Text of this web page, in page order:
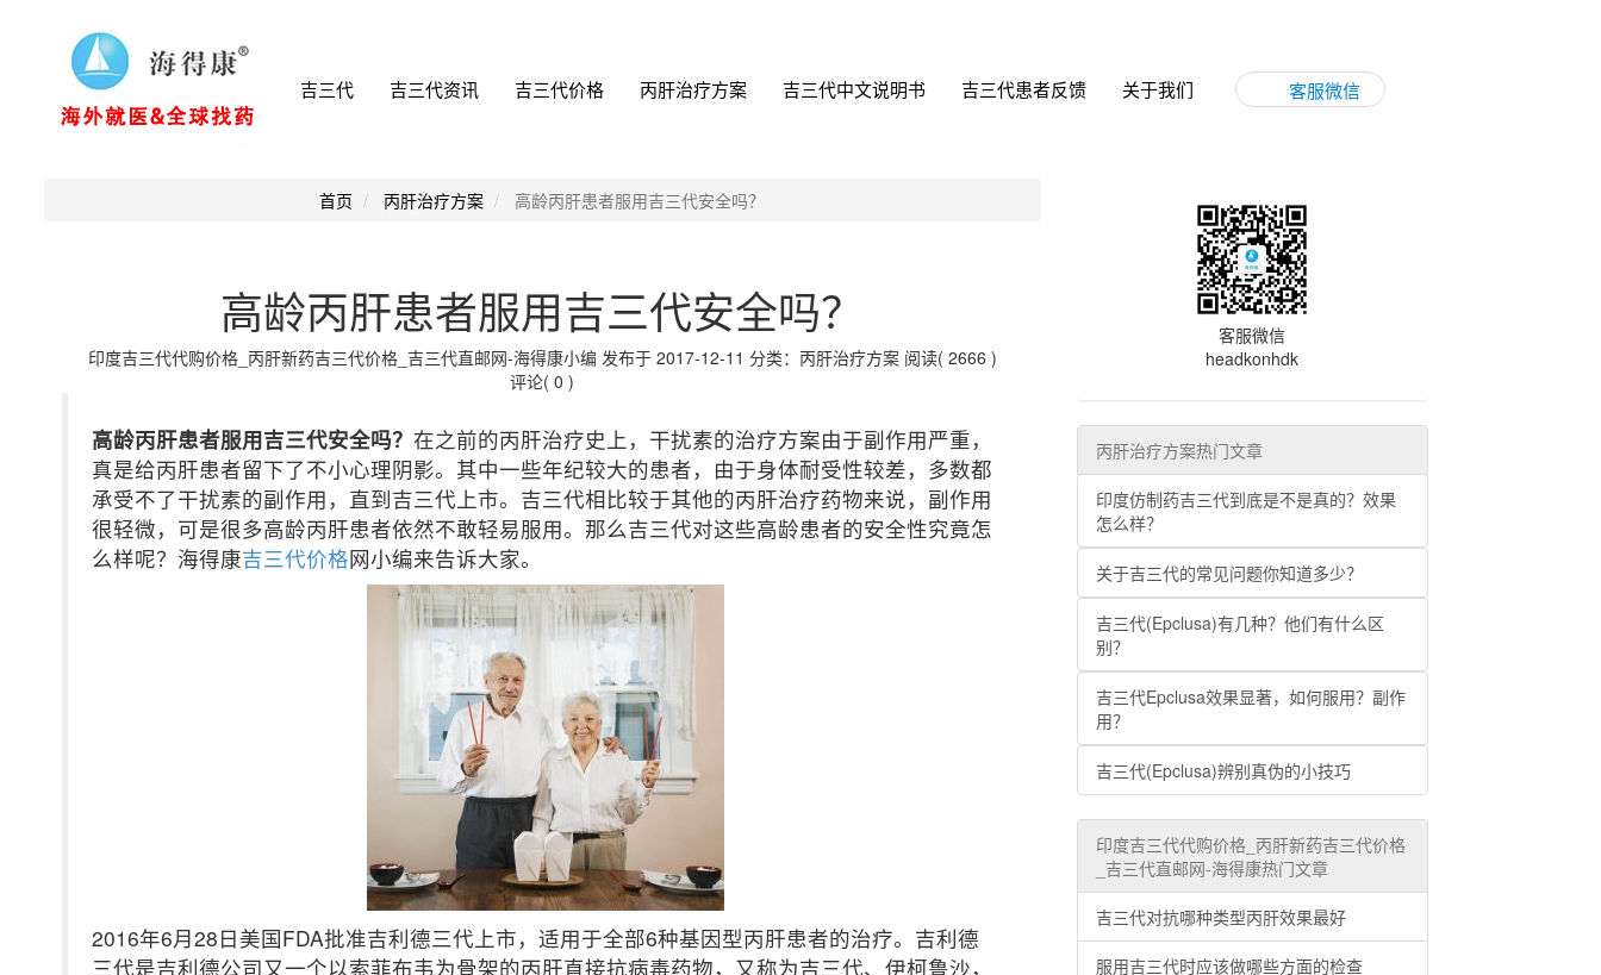
吉三代 吉三代资讯 吉三代价格 丙肝治疗方案 吉三代中文说明书 吉三代患者反馈 关于我们 客服微信
首页 丙肝治疗方案 高龄丙肝患者服用吉三代安全吗？
高龄丙肝患者服用吉三代安全吗？
印度吉三代代购价格_丙肝新药吉三代价格_吉三代直邮网-海得康小编 发布于 2017-12-11 分类：丙肝治疗方案 阅读( 2666 )
评论( 0 )
高龄丙肝患者服用吉三代安全吗？ 在之前的丙肝治疗史上，干扰素的治疗方案由于副作用严重，
真是给丙肝患者留下了不小心理阴影。其中一些年纪较大的患者，由于身体耐受性较差，多数都
承受不了干扰素的副作用，直到吉三代上市。吉三代相比较于其他的丙肝治疗药物来说，副作用
很轻微，可是很多高龄丙肝患者依然不敢轻易服用。那么吉三代对这些高龄患者的安全性究竟怎
么样呢？海得康吉三代价格网小编来告诉大家。
2016年6月28日美国FDA批准吉利德三代上市，适用于全部6种基因型丙肝患者的治疗。吉利德
三代是吉利德公司又一个以索菲布韦为骨架的丙肝直接抗病毒药物，又称为吉三代、伊柯鲁沙，
客服微信
headkonhdk
丙肝治疗方案热门文章
印度仿制药吉三代到底是不是真的？效果
怎么样？
关于吉三代的常见问题你知道多少？
吉三代(Epclusa)有几种？他们有什么区
别？
吉三代Epclusa效果显著，如何服用？副作
用？
吉三代(Epclusa)辨别真伪的小技巧
印度吉三代代购价格_丙肝新药吉三代价格
_吉三代直邮网-海得康热门文章
吉三代对抗哪种类型丙肝效果最好
服用吉三代时应该做哪些方面的检查